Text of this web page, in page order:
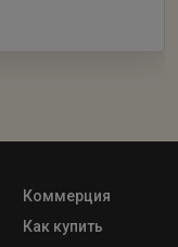
Коммерция
Как купить